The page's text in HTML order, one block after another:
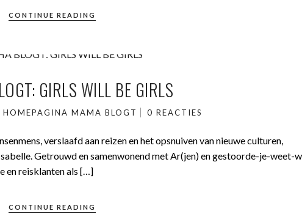
CONTINUE READING
GIRLS WILL BE GIRLS
HOMEPAGINA MAMA BLOGT 0 REACTIES
verslaafd aan reizen en het opsnuiven van nieuwe culturen,
Getrouwd en samenwonend met Ar(jen) en gestoorde-je-weet-
en reisklanten als […]
CONTINUE READING